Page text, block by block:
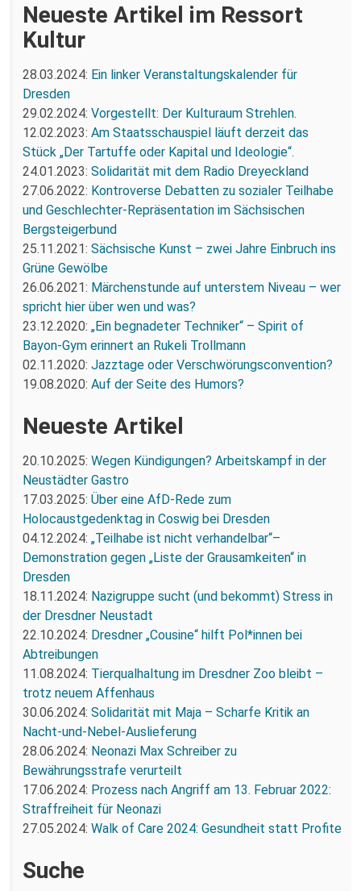
Neueste Artikel im Ressort
Kultur
28.03.2024: Ein linker Veranstaltungskalender für
Dresden
29.02.2024: Vorgestellt: Der Kulturaum Strehlen.
12.02.2023: Am Staatsschauspiel läuft derzeit das
Stück „Der Tartuffe oder Kapital und Ideologie“.
24.01.2023: Solidarität mit dem Radio Dreyeckland
27.06.2022: Kontroverse Debatten zu sozialer Teilhabe
und Geschlechter-Repräsentation im Sächsischen
Bergsteigerbund
25.11.2021: Sächsische Kunst – zwei Jahre Einbruch ins
Grüne Gewölbe
26.06.2021: Märchenstunde auf unterstem Niveau – wer
spricht hier über wen und was?
23.12.2020: „Ein begnadeter Techniker“ – Spirit of
Bayon-Gym erinnert an Rukeli Trollmann
02.11.2020: Jazztage oder Verschwörungsconvention?
19.08.2020: Auf der Seite des Humors?
Neueste Artikel
20.10.2025: Wegen Kündigungen? Arbeitskampf in der
Neustädter Gastro
17.03.2025: Über eine AfD-Rede zum
Holocaustgedenktag in Coswig bei Dresden
04.12.2024: „Teilhabe ist nicht verhandelbar“–
Demonstration gegen „Liste der Grausamkeiten“ in
Dresden
18.11.2024: Nazigruppe sucht (und bekommt) Stress in
der Dresdner Neustadt
22.10.2024: Dresdner „Cousine“ hilft Pol*innen bei
Abtreibungen
11.08.2024: Tierqualhaltung im Dresdner Zoo bleibt –
trotz neuem Affenhaus
30.06.2024: Solidarität mit Maja – Scharfe Kritik an
Nacht-und-Nebel-Auslieferung
28.06.2024: Neonazi Max Schreiber zu
Bewährungsstrafe verurteilt
17.06.2024: Prozess nach Angriff am 13. Februar 2022:
Straffreiheit für Neonazi
27.05.2024: Walk of Care 2024: Gesundheit statt Profite
Suche